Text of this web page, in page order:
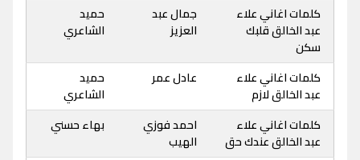
كلمات اغاني علاء
عبد الخالق قلبك
سكن
جمال عبد
العزيز
حميد
الشاعري
كلمات اغاني علاء
عبد الخالق لازم
عادل عمر
حميد
الشاعري
كلمات اغاني علاء
عبد الخالق عندك حق
احمد فوزي
الهيب
بهاء حسني